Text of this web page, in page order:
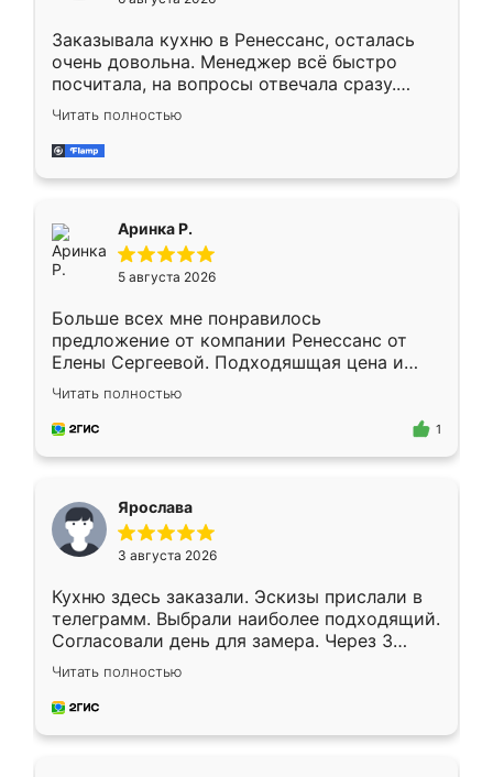
Заказывала кухню в Ренессанс, осталась
очень довольна. Менеджер всё быстро
посчитала, на вопросы отвечала сразу.
Замерщик приехал в субботу, подошёл к
делу со всей ответственностью. Собрали
за день, ребята работали аккуратно, даже
Читать полностью
Аринка Р.
5 августа 2026
Больше всех мне понравилось
предложение от компании Ренессанс от
Елены Сергеевой. Подходяшщая цена и
короткие сроки изготовления. Приехавший
для замера сотрудник Владислав
предложил по моему эскизу самый
Читать полностью
1
Ярослава
3 августа 2026
Кухню здесь заказали. Эскизы прислали в
телеграмм. Выбрали наиболее подходящий.
Согласовали день для замера. Через 3
недели кухня была уже готова. Остались
довольны работой. Спасибо Ренессанс
мебель за качественную работу!
Читать полностью